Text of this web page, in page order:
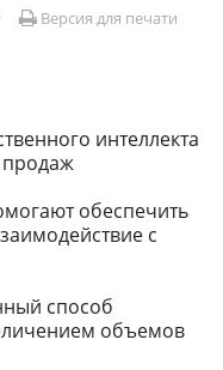
Версия для печати
интеллекта
продаж
обеспечить
с
способ
объемов